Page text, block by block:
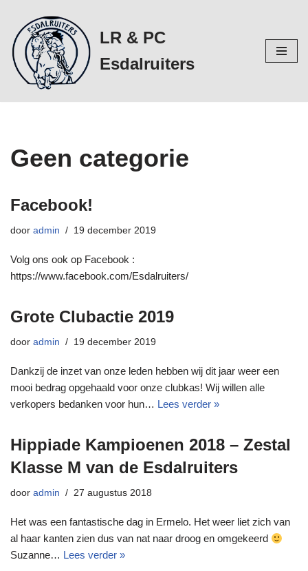
Ga
naar
de
inhoud
LR & PC
Esdalruiters
Geen categorie
Facebook!
door admin 19 december 2019
Volg ons ook op Facebook :
https://www.facebook.com/Esdalruiters/
Grote Clubactie 2019
door admin 19 december 2019
Dankzij de inzet van onze leden hebben wij dit jaar weer een
mooi bedrag opgehaald voor onze clubkas! Wij willen alle
verkopers bedanken voor hun… Lees verder »
Hippiade Kampioenen 2018 – Zestal
Klasse M van de Esdalruiters
door admin 27 augustus 2018
Het was een fantastische dag in Ermelo. Het weer liet zich van
al haar kanten zien dus van nat naar droog en omgekeerd
Suzanne… Lees verder »